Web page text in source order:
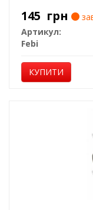
145 грн
Артикул:
Febi
КУПИТИ